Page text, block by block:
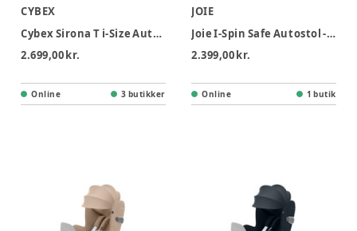
CYBEX
Cybex Sirona T i-Size Autostol - Sepia black
2.699,00 kr.
Online 3 butikker
JOIE
Joie I-Spin Safe Autostol - Shale
2.399,00 kr.
Online 1 butik